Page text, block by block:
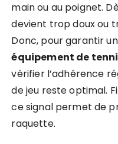
main ou au poignet.
devient trop doux ou
Donc, pour garantir
équipement de
vérifier l’adhérence
de jeu reste optimal.
ce signal permet de
raquette.